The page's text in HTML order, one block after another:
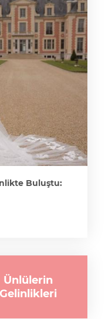
Buluştu:
Ünlülerin
Gelinlikleri